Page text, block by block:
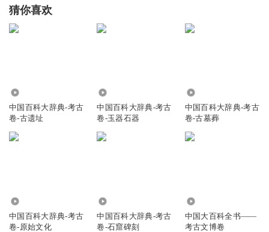
猜你喜欢
中国百科大辞典-考古
卷-古遗址
中国百科大辞典-考古
卷-玉器石器
中国百科大辞典-考古
卷-古墓葬
中国百科大辞典-考古
卷-原始文化
中国百科大辞典-考古
卷-石窟碑刻
中国大百科全书——
考古文博卷